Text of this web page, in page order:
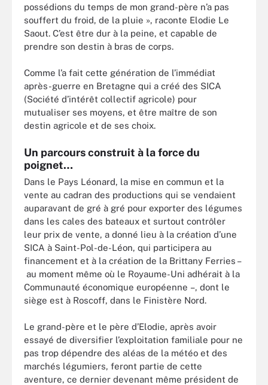
possédions du temps de mon grand-père n’a pas
souffert du froid, de la pluie », raconte Elodie Le
Saout. C’est être dur à la peine, et capable de
prendre son destin à bras de corps.
Comme l’a fait cette génération de l’immédiat
après-guerre en Bretagne qui a créé des SICA
(Société d’intérêt collectif agricole) pour
mutualiser ses moyens, et être maître de son
destin agricole et de ses choix.
Un parcours construit à la force du
poignet…
Dans le Pays Léonard, la mise en commun et la
vente au cadran des productions qui se vendaient
auparavant de gré à gré pour exporter des légumes
dans les cales des bateaux et surtout contrôler
leur prix de vente, a donné lieu à la création d’une
SICA à Saint-Pol-de-Léon, qui participera au
financement et à la création de la Brittany Ferries –
au moment même où le Royaume-Uni adhérait à la
Communauté économique européenne –, dont le
siège est à Roscoff, dans le Finistère Nord.
Le grand-père et le père d’Elodie, après avoir
essayé de diversifier l’exploitation familiale pour ne
pas trop dépendre des aléas de la météo et des
marchés légumiers, feront partie de cette
aventure, ce dernier devenant même président de